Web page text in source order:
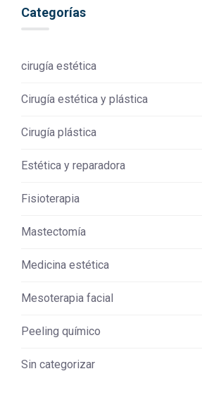
Categorías
cirugía estética
Cirugía estética y plástica
Cirugía plástica
Estética y reparadora
Fisioterapia
Mastectomía
Medicina estética
Mesoterapia facial
Peeling químico
Sin categorizar